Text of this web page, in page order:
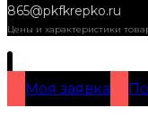
865@pkfkrepko.ru
Цены и характеристики
Моя заявка